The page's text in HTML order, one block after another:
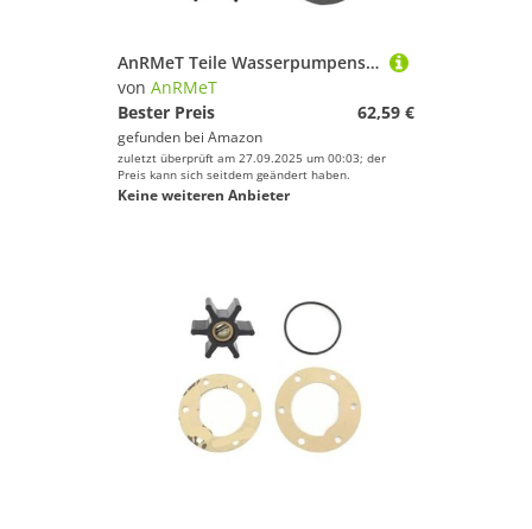
AnRMeT Teile Wasserpumpensatz for YA Außenbordmotor 60HP-90HP 688-44311-01 688-44322-00 688-44323-00 688-44352-00
von AnRMeT
Bester Preis
62,59 €
gefunden bei Amazon
zuletzt überprüft am 27.09.2025 um 00:03; der
Preis kann sich seitdem geändert haben.
Keine weiteren Anbieter